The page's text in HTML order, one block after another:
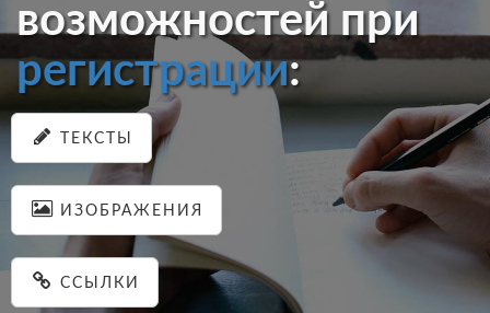
возможностей при
регистрации:
ТЕКСТЫ
ИЗОБРАЖЕНИЯ
ССЫЛКИ